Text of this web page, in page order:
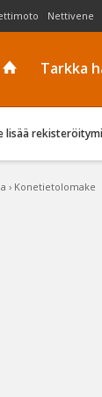
Nettivene
Tarkka
lisää
› Konetietolomake